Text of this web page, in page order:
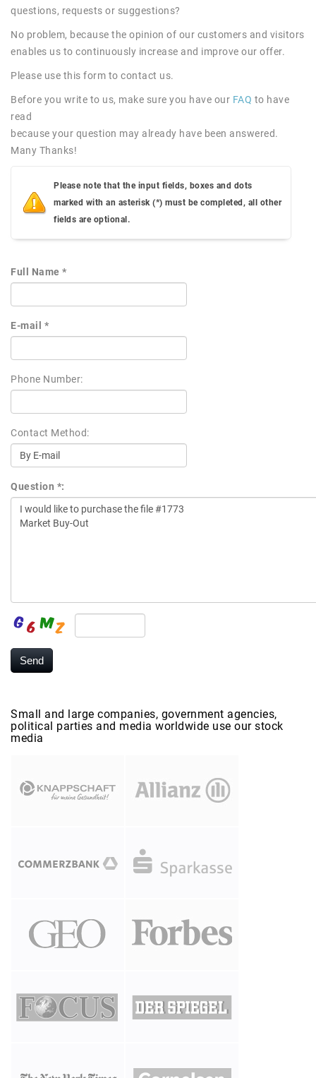
questions, requests or suggestions?
No problem, because the opinion of our customers and visitors
enables us to continuously increase and improve our offer.
Please use this form to contact us.
Before you write to us, make sure you have our FAQ to have
read
because your question may already have been answered.
Many Thanks!
Please note that the input fields, boxes and dots
marked with an asterisk (*) must be completed, all other
fields are optional.
Full Name *
E-mail *
Phone Number:
Contact Method:
Question *:
Small and large companies, government agencies,
political parties and media worldwide use our stock
media